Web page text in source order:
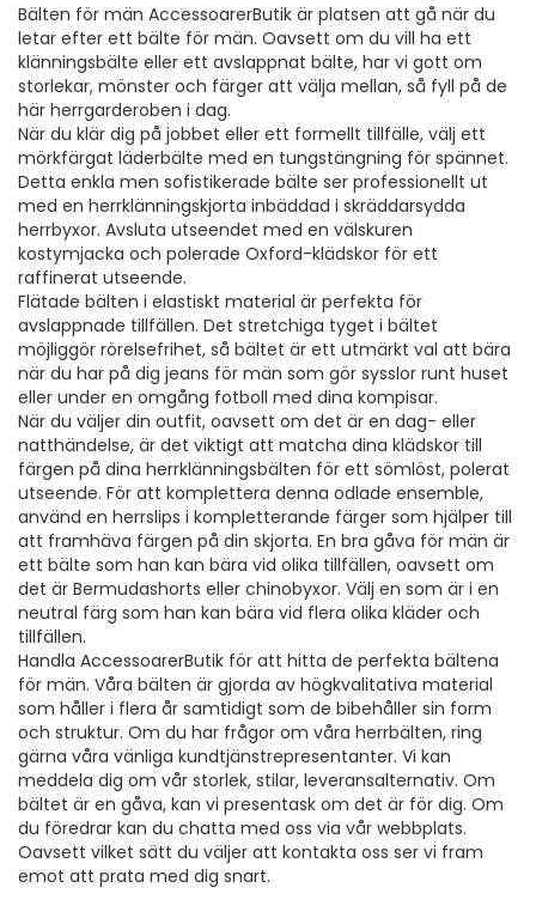
Bälten för män AccessoarerButik är platsen att gå när du
letar efter ett bälte för män. Oavsett om du vill ha ett
klänningsbälte eller ett avslappnat bälte, har vi gott om
storlekar, mönster och färger att välja mellan, så fyll på de
här herrgarderoben i dag.
När du klär dig på jobbet eller ett formellt tillfälle, välj ett
mörkfärgat läderbälte med en tungstängning för spännet.
Detta enkla men sofistikerade bälte ser professionellt ut
med en herrklänningskjorta inbäddad i skräddarsydda
herrbyxor. Avsluta utseendet med en välskuren
kostymjacka och polerade Oxford-klädskor för ett
raffinerat utseende.
Flätade bälten i elastiskt material är perfekta för
avslappnade tillfällen. Det stretchiga tyget i bältet
möjliggör rörelsefrihet, så bältet är ett utmärkt val att bära
när du har på dig jeans för män som gör sysslor runt huset
eller under en omgång fotboll med dina kompisar.
När du väljer din outfit, oavsett om det är en dag- eller
natthändelse, är det viktigt att matcha dina klädskor till
färgen på dina herrklänningsbälten för ett sömlöst, polerat
utseende. För att komplettera denna odlade ensemble,
använd en herrslips i kompletterande färger som hjälper till
att framhäva färgen på din skjorta. En bra gåva för män är
ett bälte som han kan bära vid olika tillfällen, oavsett om
det är Bermudashorts eller chinobyxor. Välj en som är i en
neutral färg som han kan bära vid flera olika kläder och
tillfällen.
Handla AccessoarerButik för att hitta de perfekta bältena
för män. Våra bälten är gjorda av högkvalitativa material
som håller i flera år samtidigt som de bibehåller sin form
och struktur. Om du har frågor om våra herrbälten, ring
gärna våra vänliga kundtjänstrepresentanter. Vi kan
meddela dig om vår storlek, stilar, leveransalternativ. Om
bältet är en gåva, kan vi presentask om det är för dig. Om
du föredrar kan du chatta med oss ​​via vår webbplats.
Oavsett vilket sätt du väljer att kontakta oss ser vi fram
emot att prata med dig snart.